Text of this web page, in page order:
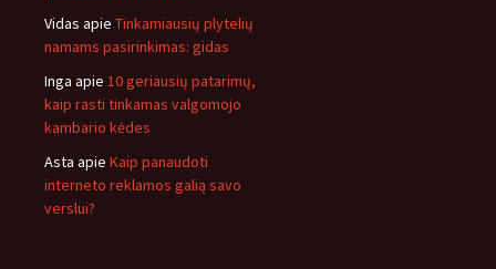
Vidas apie Tinkamiausių plytelių
namams pasirinkimas: gidas
Inga apie 10 geriausių patarimų,
kaip rasti tinkamas valgomojo
kambario kėdes
Asta apie Kaip panaudoti
interneto reklamos galią savo
verslui?